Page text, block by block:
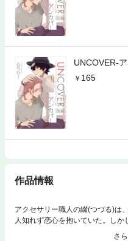
UNCOVER-
165
作品情報
アクセサリー職人の綴(つづる)は
人知れず恋心を抱いていた。しか
す八尋は、自分の手に届きそう